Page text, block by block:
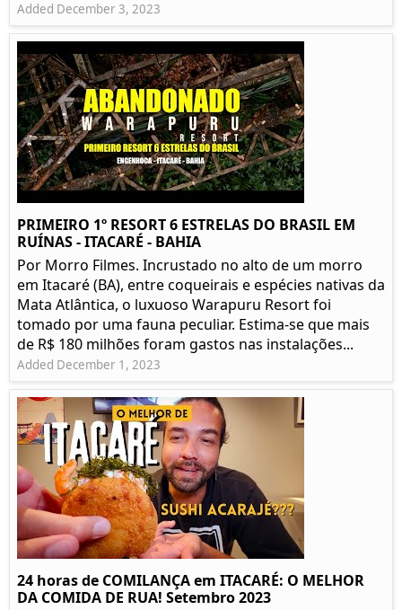
Added December 3, 2023
PRIMEIRO 1º RESORT 6 ESTRELAS DO BRASIL EM
RUÍNAS - ITACARÉ - BAHIA
Por Morro Filmes. Incrustado no alto de um morro
em Itacaré (BA), entre coqueirais e espécies nativas da
Mata Atlântica, o luxuoso Warapuru Resort foi
tomado por uma fauna peculiar. Estima-se que mais
de R$ 180 milhões foram gastos nas instalações...
Added December 1, 2023
24 horas de COMILANÇA em ITACARÉ: O MELHOR
DA COMIDA DE RUA! Setembro 2023